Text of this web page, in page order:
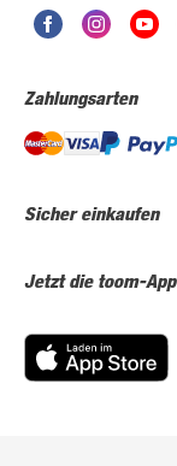
Zahlungsarten
Sicher einkaufen
Jetzt die toom-